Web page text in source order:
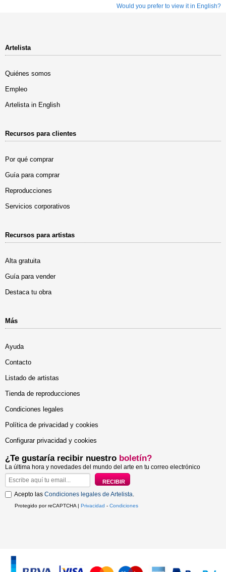
Would you prefer to view it in English?
Artelista
Quiénes somos
Empleo
Artelista in English
Recursos para clientes
Por qué comprar
Guía para comprar
Reproducciones
Servicios corporativos
Recursos para artistas
Alta gratuita
Guía para vender
Destaca tu obra
Más
Ayuda
Contacto
Listado de artistas
Tienda de reproducciones
Condiciones legales
Política de privacidad y cookies
Configurar privacidad y cookies
¿Te gustaría recibir nuestro boletín?
La última hora y novedades del mundo del arte en tu correo electrónico
Acepto las Condiciones legales de Artelista.
Protegido por reCAPTCHA | Privacidad - Condiciones